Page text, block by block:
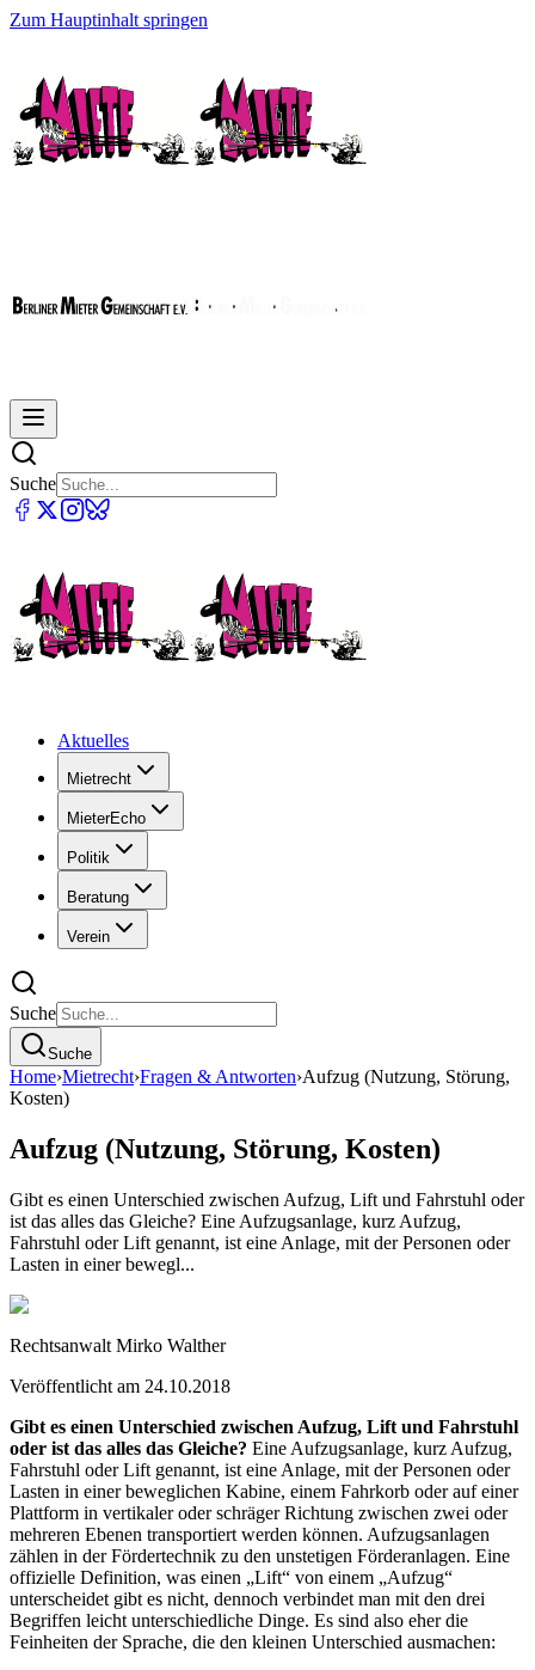
Zum Hauptinhalt springen
Suche
Aktuelles
Mietrecht
MieterEcho
Politik
Beratung
Verein
Suche
Suche
Home›Mietrecht›Fragen & Antworten›Aufzug (Nutzung, Störung,
Kosten)
Aufzug (Nutzung, Störung, Kosten)
Gibt es einen Unterschied zwischen Aufzug, Lift und Fahrstuhl oder
ist das alles das Gleiche? Eine Aufzugsanlage, kurz Aufzug,
Fahrstuhl oder Lift genannt, ist eine Anlage, mit der Personen oder
Lasten in einer bewegl...
Rechtsanwalt Mirko Walther
Veröffentlicht am 24.10.2018
Gibt es einen Unterschied zwischen Aufzug, Lift und Fahrstuhl
oder ist das alles das Gleiche? Eine Aufzugsanlage, kurz Aufzug,
Fahrstuhl oder Lift genannt, ist eine Anlage, mit der Personen oder
Lasten in einer beweglichen Kabine, einem Fahrkorb oder auf einer
Plattform in vertikaler oder schräger Richtung zwischen zwei oder
mehreren Ebenen transportiert werden können. Aufzugsanlagen
zählen in der Fördertechnik zu den unstetigen Förderanlagen. Eine
offizielle Definition, was einen „Lift“ von einem „Aufzug“
unterscheidet gibt es nicht, dennoch verbindet man mit den drei
Begriffen leicht unterschiedliche Dinge. Es sind also eher die
Feinheiten der Sprache, die den kleinen Unterschied ausmachen: